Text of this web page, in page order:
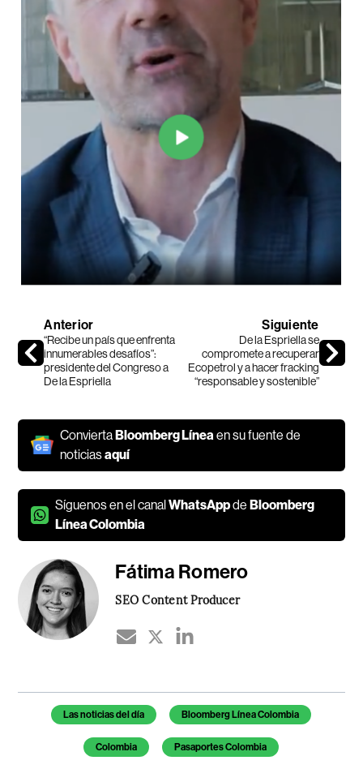
Anterior
“Recibe un país que enfrenta
innumerables desafíos”:
presidente del Congreso a
De la Espriella
Siguiente
De la Espriella se
compromete a recuperar
Ecopetrol y a hacer fracking
“responsable y sostenible”
ConviertaBloomberg Línea en su fuente de
noticiasaquí
Síguenos en el canalWhatsAppdeBloomberg
Línea Colombia
Fátima Romero
SEO Content Producer
Temas de este artículo
Las noticias del día Bloomberg Línea Colombia
Colombia Pasaportes Colombia